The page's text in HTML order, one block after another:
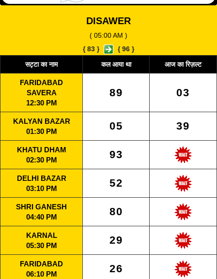
DISAWER
( 05:00 AM )
{83 } {96 }
सट्टा का नाम कल आया था आज का रिज़ल्ट
FARIDABAD
SAVERA
12:30 PM
89 03
KALYAN BAZAR
01:30 PM
05 39
KHATU DHAM
02:30 PM
93
DELHI BAZAR
03:10 PM
52
SHRI GANESH
04:40 PM
80
KARNAL
05:30 PM
29
FARIDABAD
06:10 PM
26